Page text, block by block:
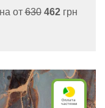
от630 462грн